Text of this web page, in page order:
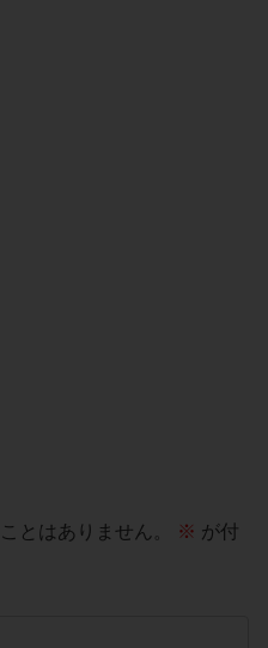
とはありません。 ※ が付